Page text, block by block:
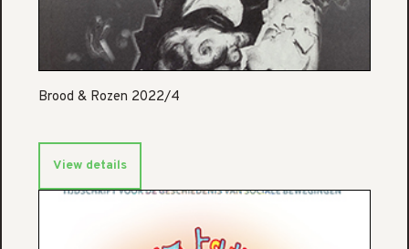
Brood & Rozen 2022/4
View details